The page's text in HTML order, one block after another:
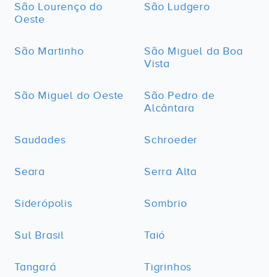
São Lourenço do
Oeste
São Ludgero
São Martinho
São Miguel da Boa
Vista
São Miguel do Oeste
São Pedro de
Alcântara
Saudades Schroeder
Seara Serra Alta
Siderópolis Sombrio
Sul Brasil Taió
Tangará Tigrinhos